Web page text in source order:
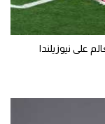
على نيوزيلندا